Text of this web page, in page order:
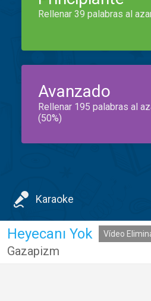
Rellenar 39 palabras al
Avanzado
Rellenar 195 palabras al
(50%)
Karaoke
Heyecanı Yok Vídeo
Gazapizm